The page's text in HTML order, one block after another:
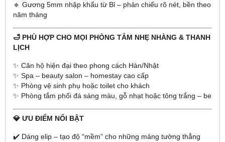
🔹 Gương 5mm nhập khẩu từ Bỉ – phản chiếu rõ nét, bền theo
năm tháng
🛁 PHÙ HỢP CHO MỌI PHÒNG TẮM NHẸ NHÀNG & THANH
LỊCH
✨ Căn hộ hiện đại theo phong cách Hàn/Nhật
✨ Spa – beauty salon – homestay cao cấp
✨ Phòng vệ sinh phụ hoặc toilet cho khách
✨ Phòng tắm phối đá sáng màu, gỗ nhạt hoặc tông trắng – be
💎 ƯU ĐIỂM NỔI BẬT
✔️ Dáng elip – tạo độ “mềm” cho những mảng tường thẳng